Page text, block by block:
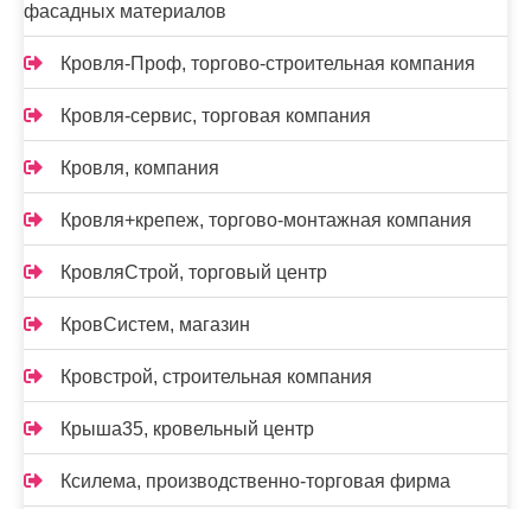
фасадных материалов
Кровля-Проф, торгово-строительная компания
Кровля-сервис, торговая компания
Кровля, компания
Кровля+крепеж, торгово-монтажная компания
КровляСтрой, торговый центр
КровСистем, магазин
Кровстрой, строительная компания
Крыша35, кровельный центр
Ксилема, производственно-торговая фирма